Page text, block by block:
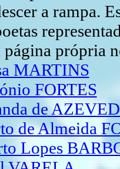
a rampa.
página própria
MARTINS
FORTES
de
de Almeida
Lopes